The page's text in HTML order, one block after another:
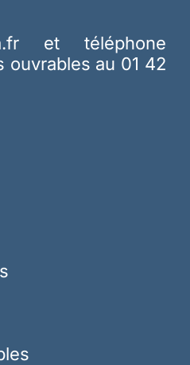
et téléphone
ouvrables au 01 42